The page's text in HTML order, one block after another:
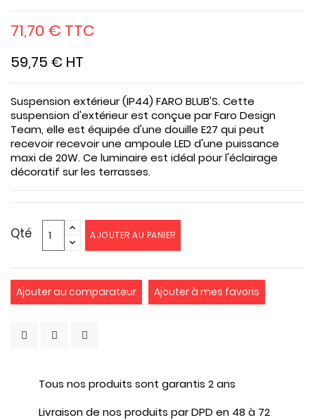
71,70 € TTC
59,75 € HT
Suspension extérieur (IP44) FARO BLUB'S. Cette
suspension d'extérieur est conçue par Faro Design
Team, elle est équipée d'une douille E27 qui peut
recevoir recevoir une ampoule LED d'une puissance
maxi de 20W. Ce luminaire est idéal pour l'éclairage
décoratif sur les terrasses.
Qté AJOUTER AU PANIER
Ajouter au comparateur Ajouter à mes favoris
Tous nos produits sont garantis 2 ans
Livraison de nos produits par DPD en 48 à 72